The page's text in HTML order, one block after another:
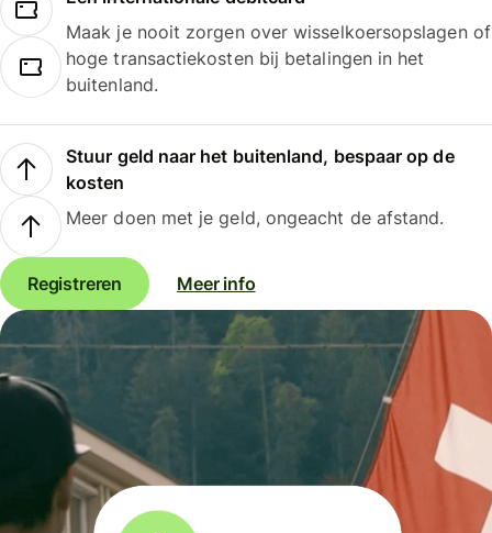
Maak je nooit zorgen over wisselkoersopslagen of
hoge transactiekosten bij betalingen in het
buitenland.
Stuur geld naar het buitenland, bespaar op de
kosten
Meer doen met je geld, ongeacht de afstand.
Registreren Meer info